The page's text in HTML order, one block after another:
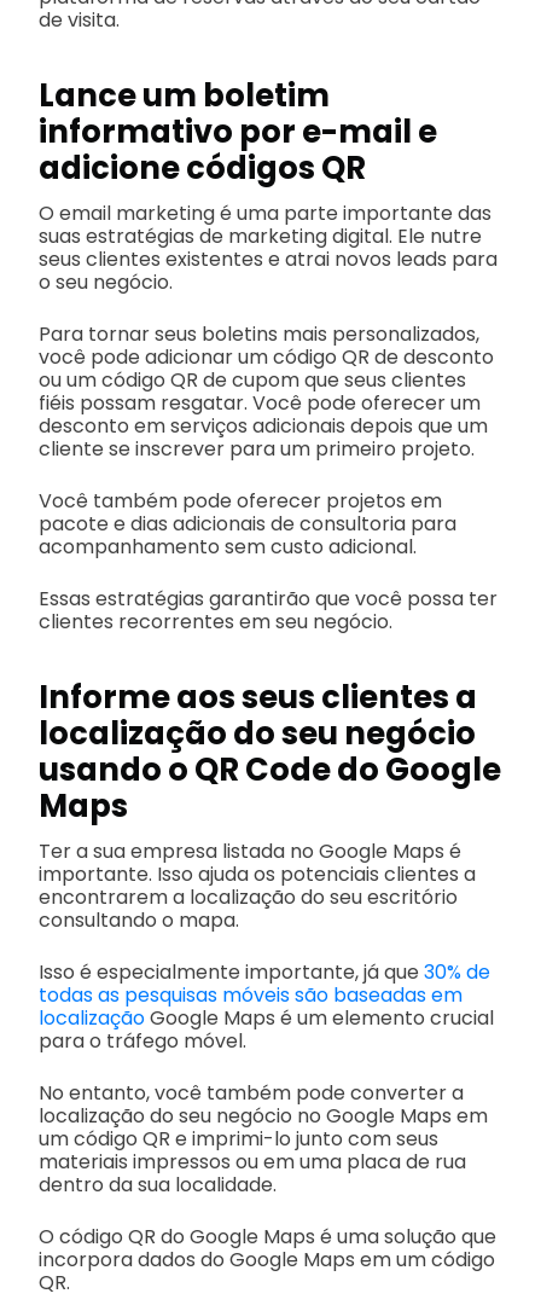
de visita.
Lance um boletim
informativo por e-mail e
adicione códigos QR
O email marketing é uma parte importante das
suas estratégias de marketing digital. Ele nutre
seus clientes existentes e atrai novos leads para
o seu negócio.
Para tornar seus boletins mais personalizados,
você pode adicionar um código QR de desconto
ou um código QR de cupom que seus clientes
fiéis possam resgatar. Você pode oferecer um
desconto em serviços adicionais depois que um
cliente se inscrever para um primeiro projeto.
Você também pode oferecer projetos em
pacote e dias adicionais de consultoria para
acompanhamento sem custo adicional.
Essas estratégias garantirão que você possa ter
clientes recorrentes em seu negócio.
Informe aos seus clientes a
localização do seu negócio
usando o QR Code do Google
Maps
Ter a sua empresa listada no Google Maps é
importante. Isso ajuda os potenciais clientes a
encontrarem a localização do seu escritório
consultando o mapa.
Isso é especialmente importante, já que 30% de
todas as pesquisas móveis são baseadas em
localizaçãoGoogle Maps é um elemento crucial
para o tráfego móvel.
No entanto, você também pode converter a
localização do seu negócio no Google Maps em
um código QR e imprimi-lo junto com seus
materiais impressos ou em uma placa de rua
dentro da sua localidade.
O código QR do Google Maps é uma solução que
incorpora dados do Google Maps em um código
QR.